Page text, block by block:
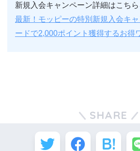
新規入会キャンペーン詳細はこちら
最新！モッピーの特別新規入会キ
ードで2,000ポイント獲得するお得
SHARE